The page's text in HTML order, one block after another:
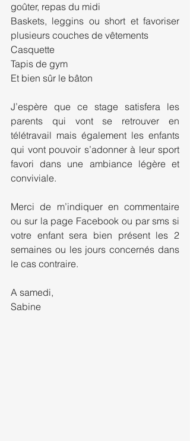
goûter, repas du midi
Baskets, leggins ou short et favoriser
plusieurs couches de vêtements
Casquette
Tapis de gym
Et bien sûr le bâton
J’espère que ce stage satisfera les
parents qui vont se retrouver en
télétravail mais également les enfants
qui vont pouvoir s’adonner à leur sport
favori dans une ambiance légère et
conviviale.
Merci de m’indiquer en commentaire
ou sur la page Facebook ou par sms si
votre enfant sera bien présent les 2
semaines ou les jours concernés dans
le cas contraire.
A samedi,
Sabine